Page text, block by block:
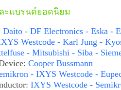
ะแบรนด์ยอดนิยม
Daito - DF Electronics - Eska -
Westcode - Karl Jung -
- Mitsubishi - Siba -
Cooper Bussmann
- IXYS Westcode -
IXYS Westcode -